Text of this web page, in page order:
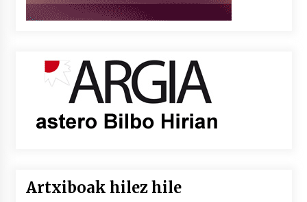
Artxiboak hilez hile